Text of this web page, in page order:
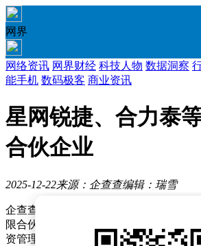
网界
网络资讯 网界财经 科技人物 数据洞察
能手机 数码极客 商业资讯
星网锐捷、合力泰
合伙企业
2025-12-22来源：企查查编辑：瑞雪
企查查APP显示，近日，福建福金信科
限合伙）成立，经营范围包含：以私募
资管理、资产管理等活动。企查查股权